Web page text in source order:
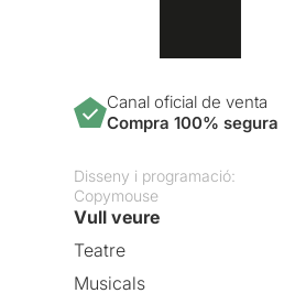
Canal oficial de venta
Compra 100% segura
Disseny i programació:
Copymouse
Vull veure
Teatre
Musicals